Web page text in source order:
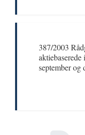
387/2003
aktiebaserede
september og